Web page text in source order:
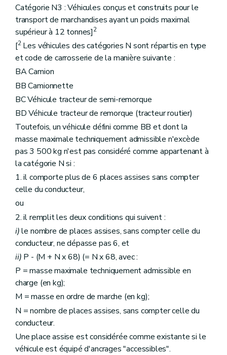
Catégorie N3 : Véhicules conçus et construits pour le
transport de marchandises ayant un poids maximal
supérieur à 12 tonnes]2
[2Les véhicules des catégories N sont répartis en type
et code de carrosserie de la manière suivante :
BA Camion
BB Camionnette
BC Véhicule tracteur de semi-remorque
BD Véhicule tracteur de remorque (tracteur routier)
Toutefois, un véhicule défini comme BB et dont la
masse maximale techniquement admissible n'excède
pas 3 500 kg n'est pas considéré comme appartenant à
la catégorie N si :
1. il comporte plus de 6 places assises sans compter
celle du conducteur,
ou
2. il remplit les deux conditions qui suivent :
i)le nombre de places assises, sans compter celle du
conducteur, ne dépasse pas 6, et
ii) P - (M + N x 68) (= N x 68, avec :
P = masse maximale techniquement admissible en
charge (en kg);
M = masse en ordre de marche (en kg);
N = nombre de places assises, sans compter celle du
conducteur.
Une place assise est considérée comme existante si le
véhicule est équipé d'ancrages "accessibles".